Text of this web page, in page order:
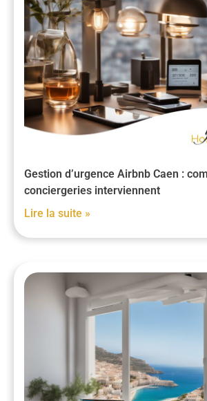
Gestion d’urgence Airbnb Caen :
conciergeries interviennent
Lire la suite »